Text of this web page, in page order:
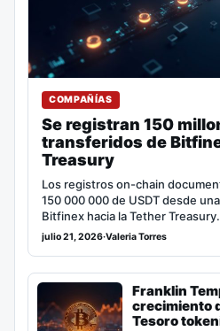
COMPAÑÍAS
Se registran 150
transferidos de
Treasury
Los registros on-chain
150 000 000 de USDT desde
Bitfinex hacia la Tether
julio 21, 2026·Valeria Torres
Franklin
crecimiento
Tesoro